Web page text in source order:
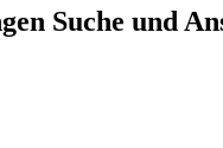
Suche und